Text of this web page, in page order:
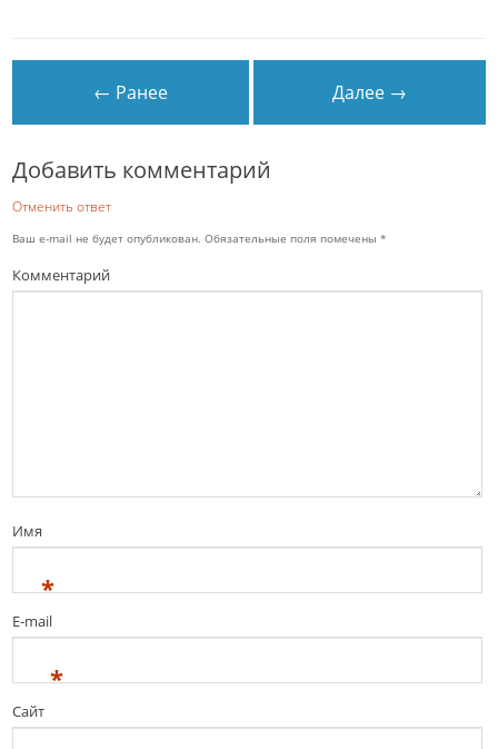
← Ранее Далее →
Добавить комментарий
Отменить ответ
Ваш e-mail не будет опубликован. Обязательные поля помечены*
Комментарий
Имя
*
E-mail
*
Сайт